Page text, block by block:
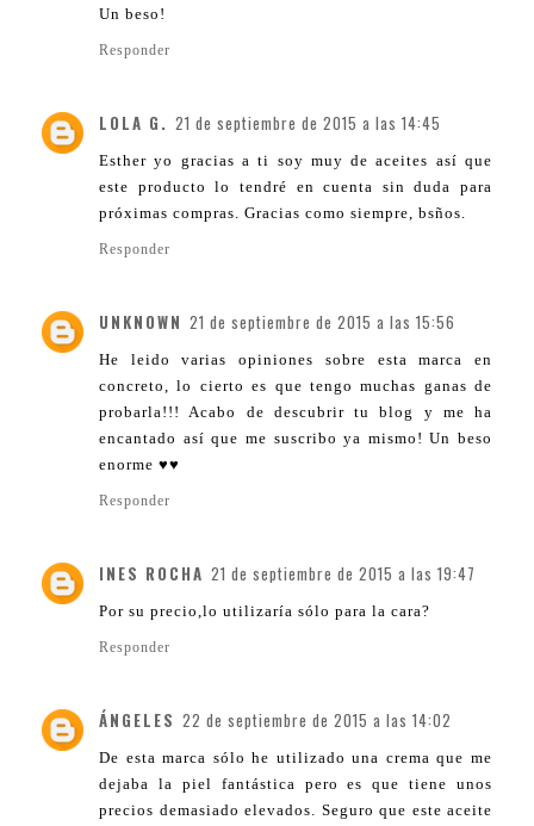
Un beso!
Responder
LOLA G. 21 de septiembre de 2015 a las 14:45
Esther yo gracias a ti soy muy de aceites así que
este producto lo tendré en cuenta sin duda para
próximas compras. Gracias como siempre, bsños.
Responder
UNKNOWN 21 de septiembre de 2015 a las 15:56
He leido varias opiniones sobre esta marca en
concreto, lo cierto es que tengo muchas ganas de
probarla!!! Acabo de descubrir tu blog y me ha
encantado así que me suscribo ya mismo! Un beso
enorme ♥♥
Responder
INES ROCHA 21 de septiembre de 2015 a las 19:47
Por su precio,lo utilizaría sólo para la cara?
Responder
ÁNGELES 22 de septiembre de 2015 a las 14:02
De esta marca sólo he utilizado una crema que me
dejaba la piel fantástica pero es que tiene unos
precios demasiado elevados. Seguro que este aceite